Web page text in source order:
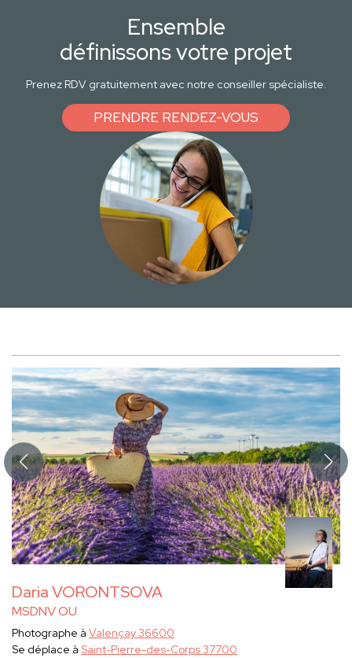
Ensemble
définissons votre projet
Prenez RDV gratuitement avec notre conseiller spécialiste.
PRENDRE RENDEZ-VOUS
Daria VORONTSOVA
MSDNV OU
Photographe à Valençay 36600
Se déplace à Saint-Pierre-des-Corps 37700